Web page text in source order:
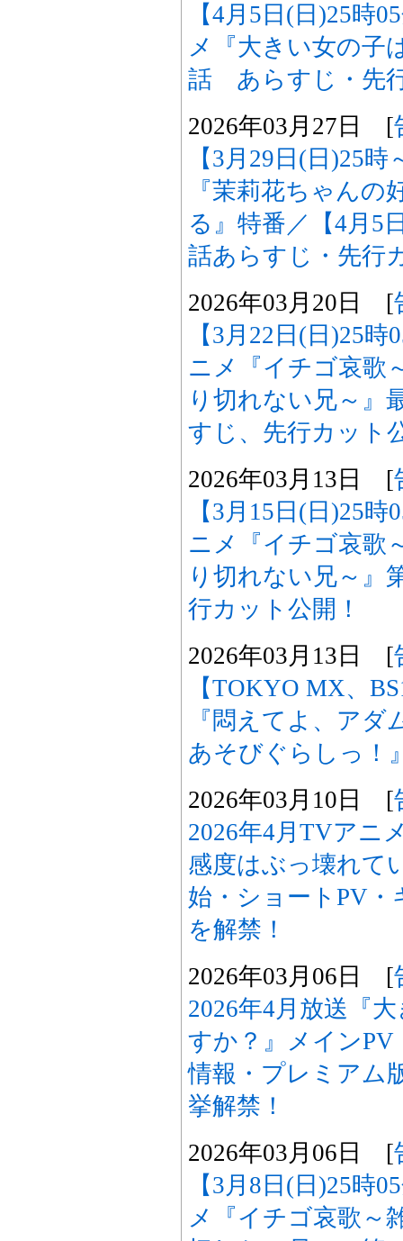
【4月5日(日)25時
メ『大きい女の子
話 あらすじ・先
2026年03月27日 [
【3月29日(日)25
『茉莉花ちゃん
る』特番／【4月5
話あらすじ・先行
2026年03月20日 [
【3月22日(日)25
ニメ『イチゴ哀歌
り切れない兄～
すじ、先行カット
2026年03月13日 [
【3月15日(日)25
ニメ『イチゴ哀歌
り切れない兄～
行カット公開！
2026年03月13日 [
【TOKYO MX、
『悶えてよ、アダ
あそびぐらしっ！
2026年03月10日 [
2026年4月TVアニ
感度はぶっ壊れて
始・ショートPV
を解禁！
2026年03月06日 [
2026年4月放送『
すか？』メインPV
情報・プレミアム
挙解禁！
2026年03月06日 [
【3月8日(日)25時
メ『イチゴ哀歌～